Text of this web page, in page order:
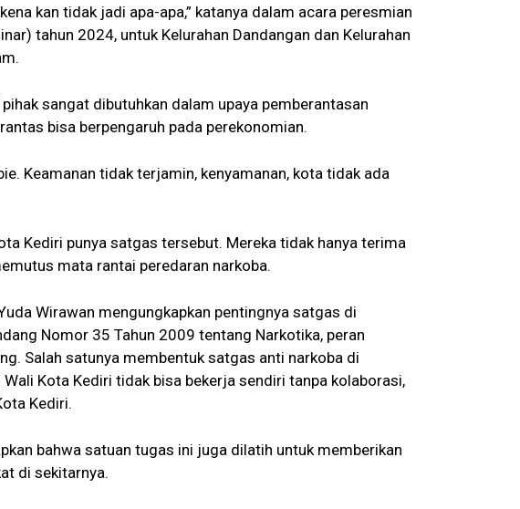
kan tidak jadi apa-apa,” katanya dalam acara peresmian
tahun 2024, untuk Kelurahan Dandangan dan Kelurahan
sangat dibutuhkan dalam upaya pemberantasan
bisa berpengaruh pada perekonomian.
Keamanan tidak terjamin, kenyamanan, kota tidak ada
Kediri punya satgas tersebut. Mereka tidak hanya terima
mata rantai peredaran narkoba.
Wirawan mengungkapkan pentingnya satgas di
Nomor 35 Tahun 2009 tentang Narkotika, peran
Salah satunya membentuk satgas anti narkoba di
Kota Kediri tidak bisa bekerja sendiri tanpa kolaborasi,
Kediri.
bahwa satuan tugas ini juga dilatih untuk memberikan
di sekitarnya.